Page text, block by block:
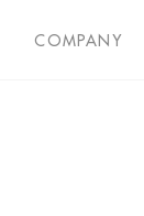
COMPANY